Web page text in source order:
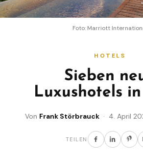
Foto: Marriott
HOTELS
Sieben
Luxushotels
Von Frank Störbrauck· 4. April
TEILEN